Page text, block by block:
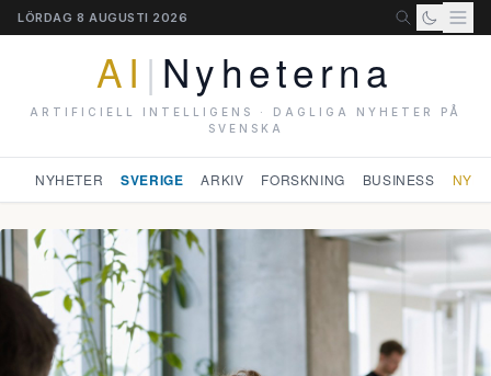
LÖRDAG 8 AUGUSTI 2026
AI | Nyheterna
ARTIFICIELL INTELLIGENS · DAGLIGA NYHETER PÅ
SVENSKA
NYHETER SVERIGE ARKIV FORSKNING BUSINESS